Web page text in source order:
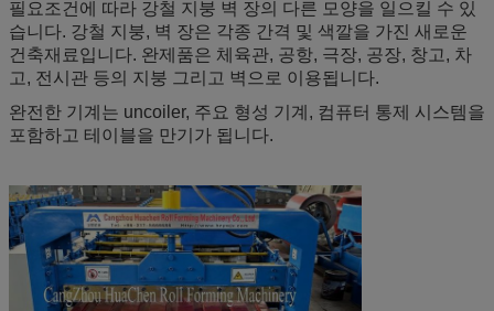
필요조건에 따라 강철 지붕 벽 장의 다른 모양을 일으킬 수 있
습니다. 강철 지붕, 벽 장은 각종 간격 및 색깔을 가진 새로운
건축재료입니다. 완제품은 체육관, 공항, 극장, 공장, 창고, 차
고, 전시관 등의 지붕 그리고 벽으로 이용됩니다.
완전한 기계는 uncoiler, 주요 형성 기계, 컴퓨터 통제 시스템을
포함하고 테이블을 만기가 됩니다.